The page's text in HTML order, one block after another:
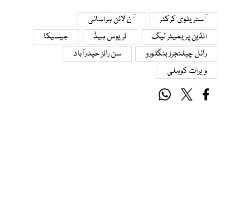
آسٹریلوی کرکٹر
آن لائن ہراسانی
انڈین پریمیئر لیگ
ٹریوس ہیڈ
جیسیکا
رائل چیلنجرز بنگلورو
سن رائز حیدرآباد
ویرات کوہلی